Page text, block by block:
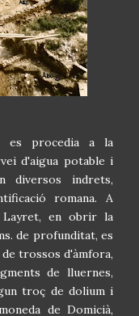
es procedia a la
d'aigua potable i
diversos indrets,
romana. A
Layret, en obrir la
de profunditat, es
trossos d'àmfora,
de lluernes,
troç de dolium i
de Domicià,